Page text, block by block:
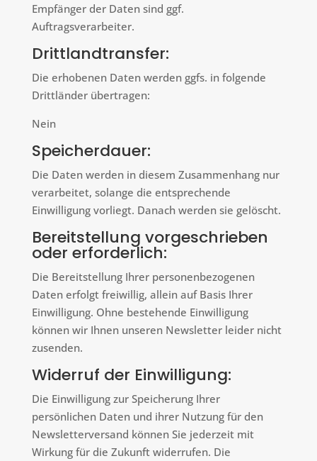
Empfänger der Daten sind ggf.
Auftragsverarbeiter.
Drittlandtransfer:
Die erhobenen Daten werden ggfs. in folgende
Drittländer übertragen:
Nein
Speicherdauer:
Die Daten werden in diesem Zusammenhang nur
verarbeitet, solange die entsprechende
Einwilligung vorliegt. Danach werden sie gelöscht.
Bereitstellung vorgeschrieben
oder erforderlich:
Die Bereitstellung Ihrer personenbezogenen
Daten erfolgt freiwillig, allein auf Basis Ihrer
Einwilligung. Ohne bestehende Einwilligung
können wir Ihnen unseren Newsletter leider nicht
zusenden.
Widerruf der Einwilligung:
Die Einwilligung zur Speicherung Ihrer
persönlichen Daten und ihrer Nutzung für den
Newsletterversand können Sie jederzeit mit
Wirkung für die Zukunft widerrufen. Die